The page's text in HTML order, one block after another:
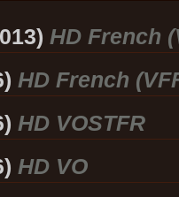
HD French
HD French
HD VOSTFR
HD VO